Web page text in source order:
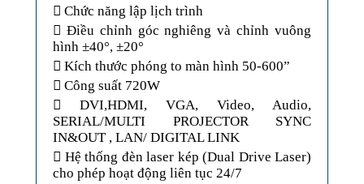
 Chức năng lập lịch trình
 Điều chỉnh góc nghiêng và chỉnh vuông
hình ±40°, ±20°
 Kích thước phóng to màn hình 50-600”
 Công suất 720W
 DVI,HDMI, VGA, Video, Audio,
SERIAL/MULTI PROJECTOR SYNC
IN&OUT , LAN/ DIGITAL LINK
 Hệ thống đèn laser kép (Dual Drive Laser)
cho phép hoạt động liên tục 24/7